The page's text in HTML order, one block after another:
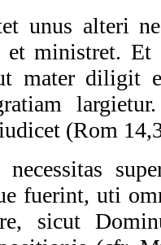
unus alteri
et ministret.
mater
(Rom
fuerint, uti
sicut